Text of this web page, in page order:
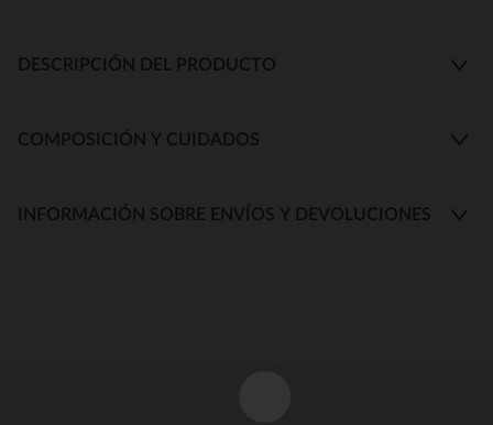
DESCRIPCIÓN DEL PRODUCTO
COMPOSICIÓN Y CUIDADOS
INFORMACIÓN SOBRE ENVÍOS Y DEVOLUCIONES